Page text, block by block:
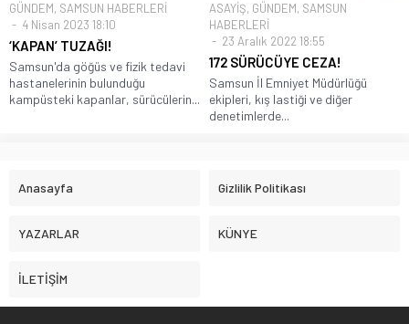
GÜNDEM, SAMSUN HABERLERİ
4 Nisan 2023 18:10
‘KAPAN’ TUZAĞI!
Samsun'da göğüs ve fizik tedavi
hastanelerinin bulunduğu
kampüsteki kapanlar, sürücülerin...
ASAYİŞ, GÜNDEM, SAMSUN
HABERLERİ
23 Aralık 2022 18:55
172 SÜRÜCÜYE CEZA!
Samsun İl Emniyet Müdürlüğü
ekipleri, kış lastiği ve diğer
denetimlerde...
Anasayfa Gizlilik Politikası
YAZARLAR KÜNYE
İLETİŞİM